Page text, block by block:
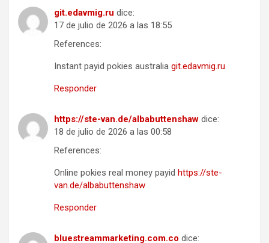
git.edavmig.ru dice:
17 de julio de 2026 a las 18:55
References:
Instant payid pokies australia git.edavmig.ru
Responder
https://ste-van.de/albabuttenshaw dice:
18 de julio de 2026 a las 00:58
References:
Online pokies real money payid https://ste-
van.de/albabuttenshaw
Responder
bluestreammarketing.com.co dice: